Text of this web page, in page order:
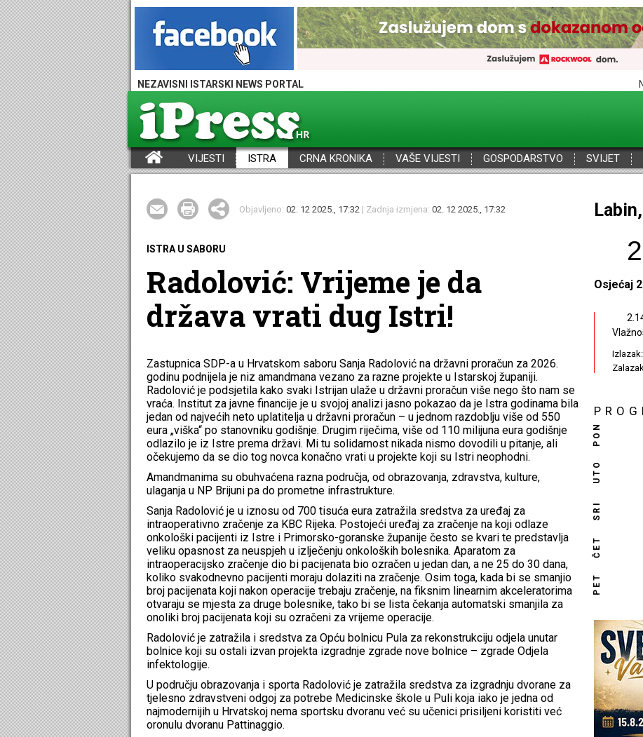
NEZAVISNI ISTARSKI NEWS PORTAL
VIJESTI ISTRA CRNA KRONIKA VAŠE VIJESTI GOSPODARSTVO SVIJET
Objavljeno: 02. 12 2025., 17:32 | Zadnja izmjena: 02. 12 2025., 17:32
ISTRA U SABORU
Radolović: Vrijeme je da
država vrati dug Istri!
Zastupnica SDP-a u Hrvatskom saboru Sanja Radolović na državni proračun za 2026.
godinu podnijela je niz amandmana vezano za razne projekte u Istarskoj županiji.
Radolović je podsjetila kako svaki Istrijan ulaže u državni proračun više nego što nam se
vraća. Institut za javne financije je u svojoj analizi jasno pokazao da je Istra godinama bila
jedan od najvećih neto uplatitelja u državni proračun – u jednom razdoblju više od 550
eura „viška“ po stanovniku godišnje. Drugim riječima, više od 110 milijuna eura godišnje
odlazilo je iz Istre prema državi. Mi tu solidarnost nikada nismo dovodili u pitanje, ali
očekujemo da se dio tog novca konačno vrati u projekte koji su Istri neophodni.
Amandmanima su obuhvaćena razna područja, od obrazovanja, zdravstva, kulture,
ulaganja u NP Brijuni pa do prometne infrastrukture.
Sanja Radolović je u iznosu od 700 tisuća eura zatražila sredstva za uređaj za
intraoperativno zračenje za KBC Rijeka. Postojeći uređaj za zračenje na koji odlaze
onkološki pacijenti iz Istre i Primorsko-goranske županije često se kvari te predstavlja
veliku opasnost za neuspjeh u izlječenju onkoloških bolesnika. Aparatom za
intraoperacijsko zračenje dio bi pacijenata bio ozračen u jedan dan, a ne 25 do 30 dana,
koliko svakodnevno pacijenti moraju dolaziti na zračenje. Osim toga, kada bi se smanjio
broj pacijenata koji nakon operacije trebaju zračenje, na fiksnim linearnim akceleratorima
otvaraju se mjesta za druge bolesnike, tako bi se lista čekanja automatski smanjila za
onoliki broj pacijenata koji su ozračeni za vrijeme operacije.
Radolović je zatražila i sredstva za Opću bolnicu Pula za rekonstrukciju odjela unutar
bolnice koji su ostali izvan projekta izgradnje zgrade nove bolnice – zgrade Odjela
infektologije.
U području obrazovanja i sporta Radolović je zatražila sredstva za izgradnju dvorane za
tjelesno zdravstveni odgoj za potrebe Medicinske škole u Puli koja iako je jedna od
najmodernijih u Hrvatskoj nema sportsku dvoranu već su učenici prisiljeni koristiti već
oronulu dvoranu Pattinaggio.
Osjećaj
Izlazak:
PON
UTO
SRI
ČET
PET